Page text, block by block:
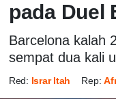
pada Duel
Barcelona kalah
sempat dua kali
Red: Israr Itah Rep: